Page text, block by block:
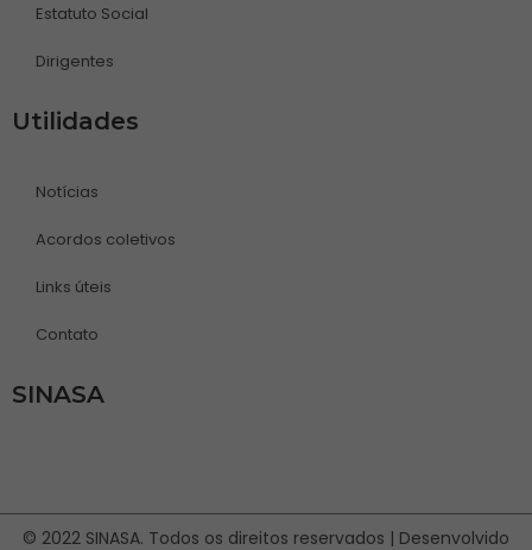
Estatuto Social
Dirigentes
Utilidades
Notícias
Acordos coletivos
Links úteis
Contato
SINASA
© 2022 SINASA. Todos os direitos reservados | Desenvolvido